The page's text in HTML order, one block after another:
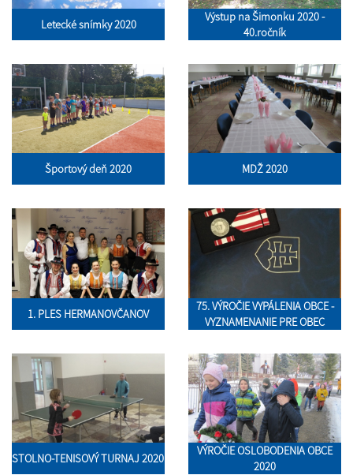
Letecké snímky 2020
Výstup na Šimonku 2020 -
40.ročník
Športový deň 2020 MDŽ 2020
1. PLES HERMANOVČANOV
75. VÝROČIE VYPÁLENIA OBCE -
VYZNAMENANIE PRE OBEC
STOLNO-TENISOVÝ TURNAJ 2020
VÝROČIE OSLOBODENIA OBCE
2020